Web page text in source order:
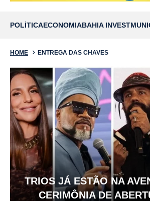
POLÍTICAECONOMIABAHIA INVEST
HOME ENTREGA DAS CHAVES
TRIOS JÁ ESTÃO NA
CERIMÔNIA DE